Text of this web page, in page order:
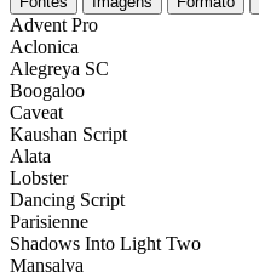
Advent Pro
Aclonica
Alegreya SC
Boogaloo
Caveat
Kaushan Script
Alata
Lobster
Dancing Script
Parisienne
Shadows Into Light Two
Mansalva